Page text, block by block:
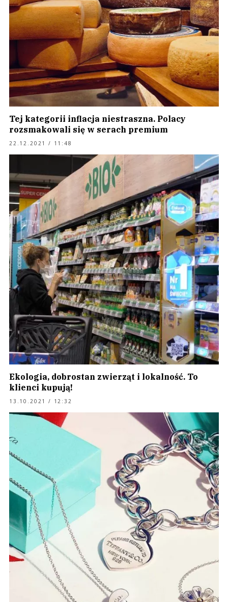
Tej kategorii inflacja niestraszna. Polacy
rozsmakowali się w serach premium
22.12.2021 / 11:48
Ekologia, dobrostan zwierząt i lokalność. To
klienci kupują!
13.10.2021 / 12:32